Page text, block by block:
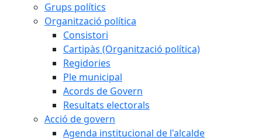
Grups polítics
Organització política
Consistori
Cartipàs (Organització política)
Regidories
Ple municipal
Acords de Govern
Resultats electorals
Acció de govern
Agenda institucional de l'alcalde